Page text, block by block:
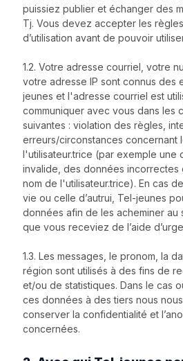
puissiez publier et échanger des
Tj. Vous devez accepter les
d’utilisation avant de pouvoir
1.2. Votre adresse courriel, votre
votre adresse IP sont connus des
jeunes et l'adresse courriel est
communiquer avec vous dans les
suivantes : violation des règles,
erreurs/circonstances concernant
l'utilisateur.trice (par exemple une
invalide, des données incorrectes
nom de l'utilisateur.trice). En cas
vie ou celle d’autrui, Tel-jeunes
données afin de les acheminer au
que vous receviez de l’aide
1.3. Les messages, le pronom, la
région sont utilisés à des fins de
et/ou de statistiques. Dans le cas
ces données à des tiers nous
conserver la confidentialité et
concernées.